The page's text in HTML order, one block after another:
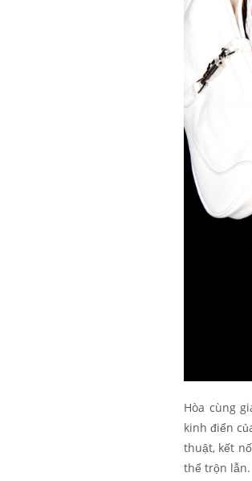
Hòa cùng
kinh điển
thuật, kết
thể trộn lẫn.